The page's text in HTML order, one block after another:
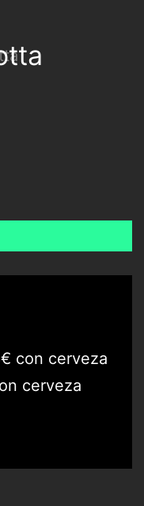
con cerveza
cerveza